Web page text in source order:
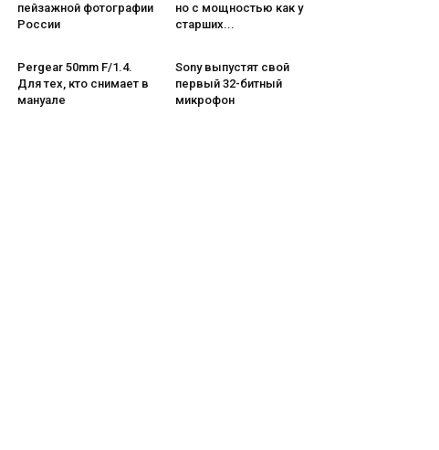
пейзажной фотографии
России
но с мощностью как у
старших...
Pergear 50mm F/1.4.
Для тех, кто снимает в
мануале
Sony выпустят свой
первый 32-битный
микрофон